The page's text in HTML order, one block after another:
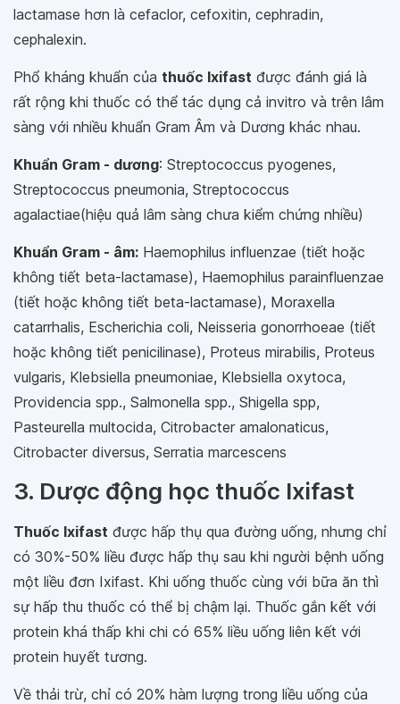
lactamase hơn là cefaclor, cefoxitin, cephradin,
cephalexin.
Phổ kháng khuẩn của thuốc Ixifast được đánh giá là
rất rộng khi thuốc có thể tác dụng cả invitro và trên lâm
sàng với nhiều khuẩn Gram Âm và Dương khác nhau.
Khuẩn Gram - dương: Streptococcus pyogenes,
Streptococcus pneumonia, Streptococcus
agalactiae(hiệu quả lâm sàng chưa kiểm chứng nhiều)
Khuẩn Gram - âm: Haemophilus influenzae (tiết hoặc
không tiết beta-lactamase), Haemophilus parainfluenzae
(tiết hoặc không tiết beta-lactamase), Moraxella
catarrhalis, Escherichia coli, Neisseria gonorrhoeae (tiết
hoặc không tiết penicilinase), Proteus mirabilis, Proteus
vulgaris, Klebsiella pneumoniae, Klebsiella oxytoca,
Providencia spp., Salmonella spp., Shigella spp,
Pasteurella multocida, Citrobacter amalonaticus,
Citrobacter diversus, Serratia marcescens
3. Dược động học thuốc Ixifast
Thuốc Ixifast được hấp thụ qua đường uống, nhưng chỉ
có 30%-50% liều được hấp thụ sau khi người bệnh uống
một liều đơn Ixifast. Khi uống thuốc cùng với bữa ăn thì
sự hấp thu thuốc có thể bị chậm lại. Thuốc gắn kết với
protein khá thấp khi chi có 65% liều uống liên kết với
protein huyết tương.
Về thải trừ, chỉ có 20% hàm lượng trong liều uống của